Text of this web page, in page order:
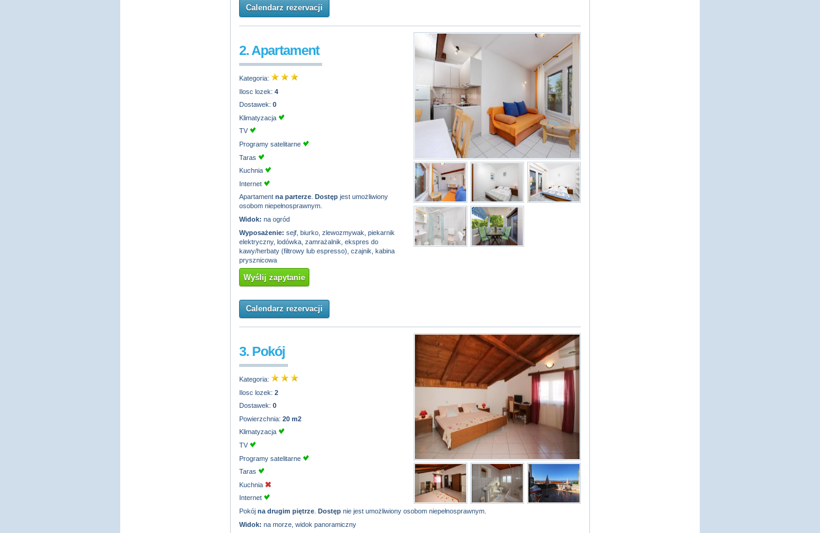
Calendarz rezervacji
2. Apartament
Kategoria:
Ilosc lozek: 4
Dostawek: 0
Klimatyzacja
TV
Programy satelitarne
Taras
Kuchnia
Internet
Apartament na parterze Dostęp jest umożliwiony
osobom niepełnosprawnym.
Widok: na ogród
Wyposażenie: sejf, biurko, zlewozmywak, piekarnik
elektryczny, lodówka, zamrażalnik, ekspres do
kawy/herbaty (filtrowy lub espresso), czajnik, kabina
prysznicowa
Wyślij zapytanie
Calendarz rezervacji
3. Pokój
Kategoria:
Ilosc lozek: 2
Dostawek: 0
Powierzchnia: 20 m2
Klimatyzacja
TV
Programy satelitarne
Taras
Kuchnia
Internet
Pokój na drugim piętrze Dostęp nie jest umożliwiony osobom niepełnosprawnym.
Widok: na morze, widok panoramiczny